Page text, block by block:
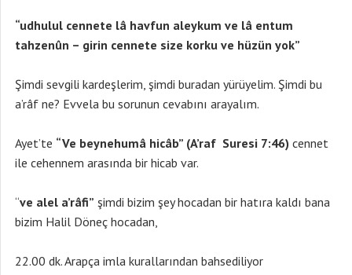
“udhulul cennete lâ havfun aleykum ve lâ entum
tahzenûn – girin cennete size korku ve hüzün yok”
Şimdi sevgili kardeşlerim, şimdi buradan yürüyelim. Şimdi bu
a’râf ne? Evvela bu sorunun cevabını arayalım.
Ayet’te “Ve beynehumâ hicâb” (A’raf Suresi 7:46) cennet
ile cehennem arasında bir hicab var.
“ve alel a’râfi” şimdi bizim şey hocadan bir hatıra kaldı bana
bizim Halil Döneç hocadan,
22.00 dk. Arapça imla kurallarından bahsediliyor